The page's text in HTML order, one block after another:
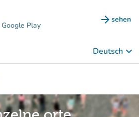
Google Play arrow_forward sehen
(new
Deutsch keyboard_arrow_down